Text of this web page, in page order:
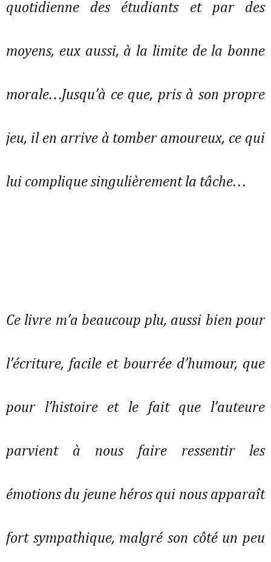
quotidienne des étudiants et par des
moyens, eux aussi, à la limite de la bonne
morale…Jusqu’à ce que, pris à son propre
jeu, il en arrive à tomber amoureux, ce qui
lui complique singulièrement la tâche…
Ce livre m’a beaucoup plu, aussi bien pour
l’écriture, facile et bourrée d’humour, que
pour l’histoire et le fait que l’auteure
parvient à nous faire ressentir les
émotions du jeune héros qui nous apparaît
fort sympathique, malgré son côté un peu